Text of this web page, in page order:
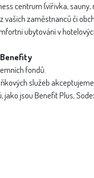
centrum (vířivka, sauny,
vašich zaměstnanců či
ubytování v
fondů.
služeb
jsou Benefit Plus,